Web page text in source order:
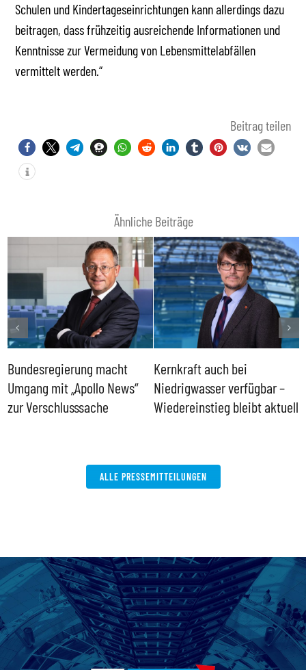
Schulen und Kindertageseinrichtungen kann allerdings dazu
beitragen, dass frühzeitig ausreichende Informationen und
Kenntnisse zur Vermeidung von Lebensmittelabfällen
vermittelt werden.“
Beitrag teilen
Ähnliche Beiträge
Bundesregierung macht
Umgang mit „Apollo News“
zur Verschlusssache
Kernkraft auch bei
Niedrigwasser verfügbar –
Wiedereinstieg bleibt aktuell
ALLE PRESSEMITTEILUNGEN